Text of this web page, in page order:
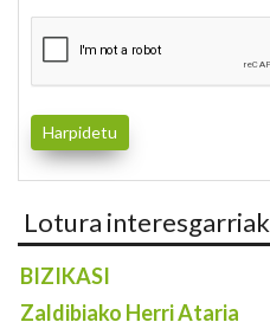
Lotura interesgarriak
BIZIKASI
Zaldibiako Herri Ataria